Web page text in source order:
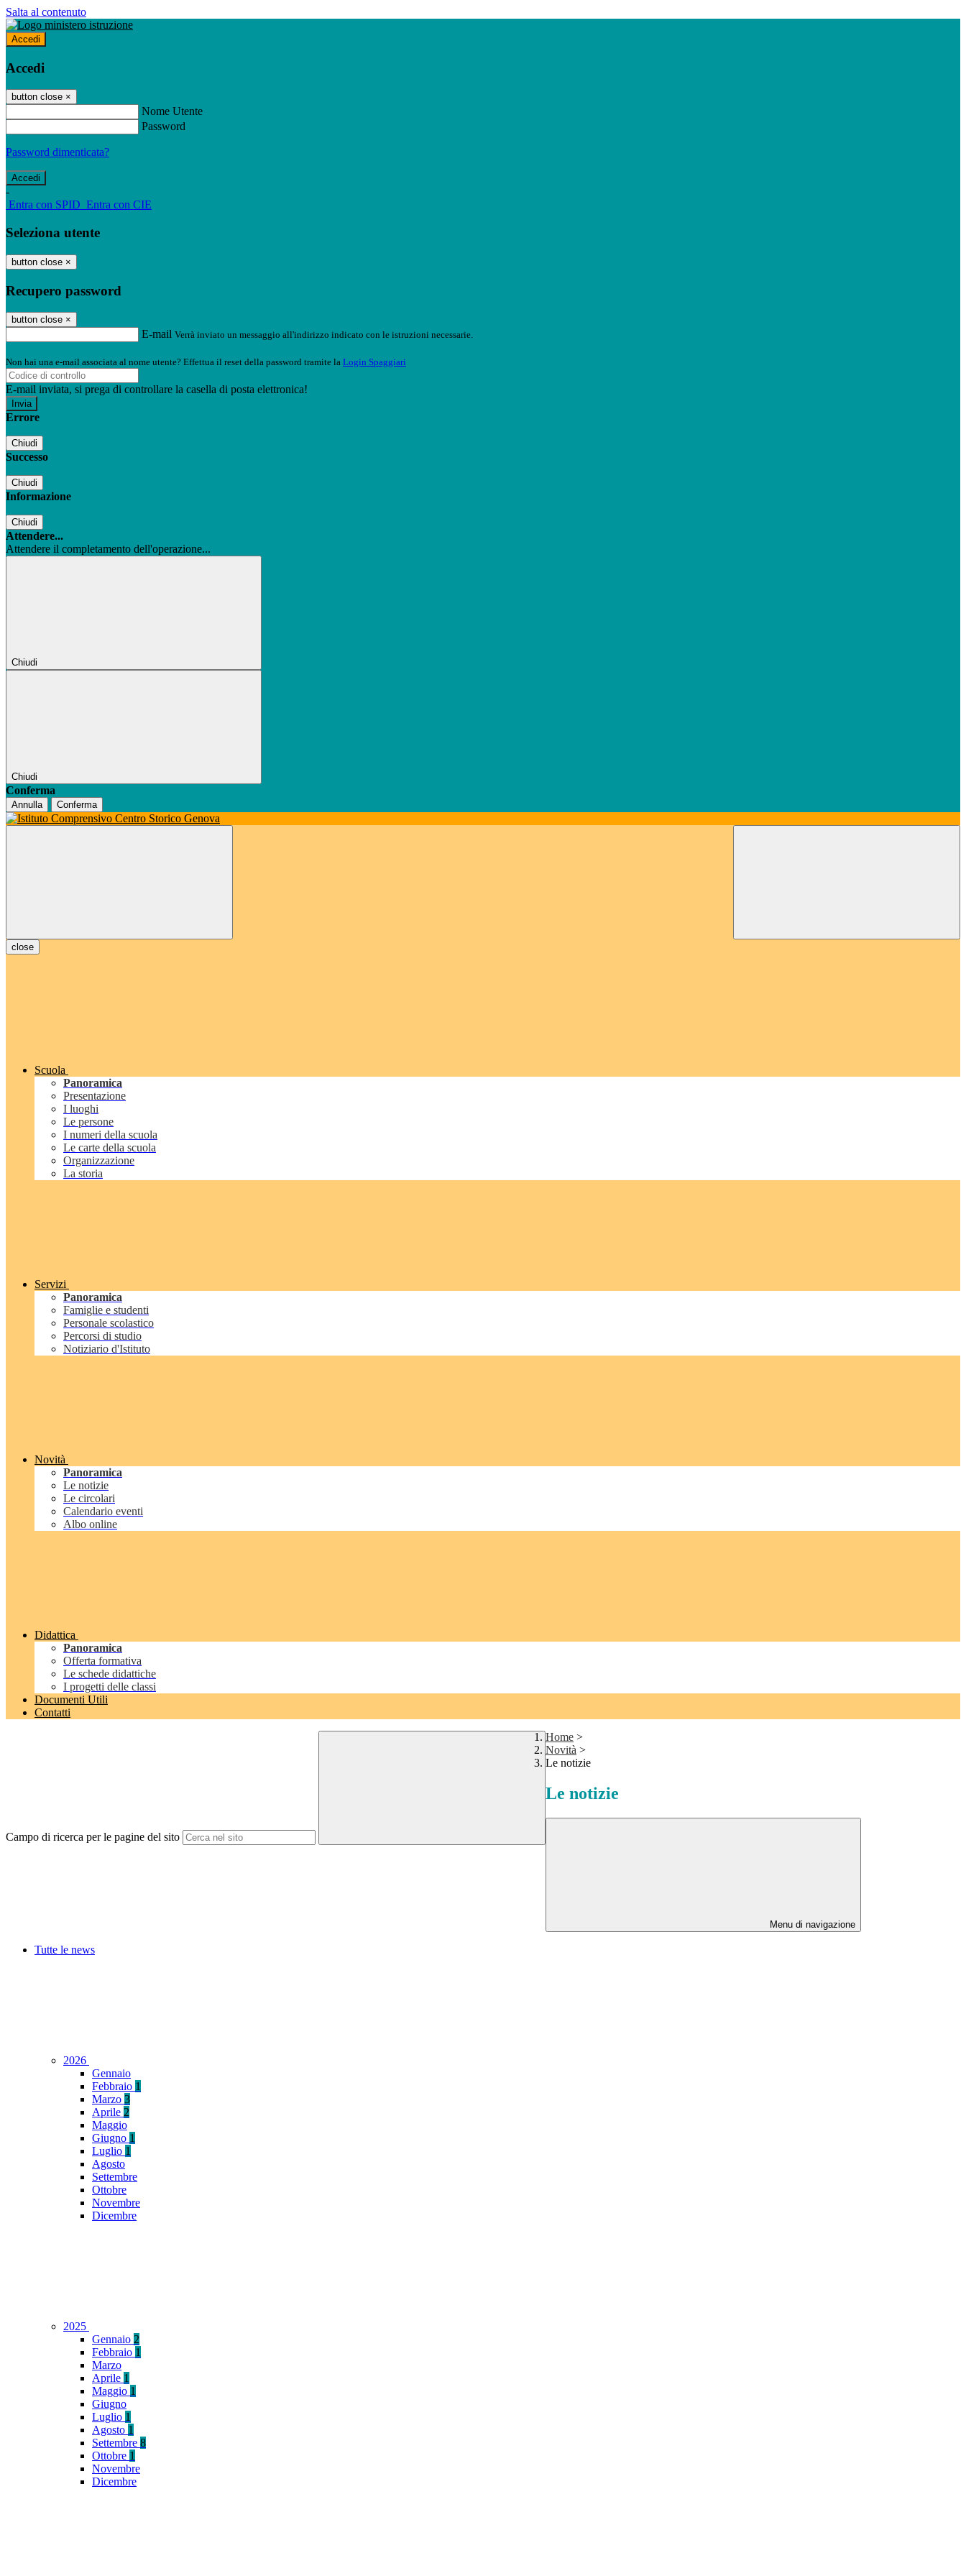
Salta al contenuto
Accedi
Accedi
button close ×
Nome Utente
Password
Password dimenticata?
-
Entra con SPID Entra con CIE
Seleziona utente
button close ×
Recupero password
button close ×
E-mail Verrà inviato un messaggio all'indirizzo indicato con le istruzioni necessarie.
Non hai una e-mail associata al nome utente? Effettua il reset della password tramite la Login Spaggiari
E-mail inviata, si prega di controllare la casella di posta elettronica!
Errore
Chiudi
Successo
Chiudi
Informazione
Chiudi
Attendere...
Attendere il completamento dell'operazione...
Chiudi
Chiudi
Conferma
Annulla Conferma
close
Scuola
Panoramica
Presentazione
I luoghi
Le persone
I numeri della scuola
Le carte della scuola
Organizzazione
La storia
Servizi
Panoramica
Famiglie e studenti
Personale scolastico
Percorsi di studio
Notiziario d'Istituto
Novità
Panoramica
Le notizie
Le circolari
Calendario eventi
Albo online
Didattica
Panoramica
Offerta formativa
Le schede didattiche
I progetti delle classi
Documenti Utili
Contatti
Campo di ricerca per le pagine del sito
Home >
Novità >
Le notizie
Le notizie
Menu di navigazione
Tutte le news
2026
Gennaio
Febbraio 1
Marzo 3
Aprile 2
Maggio
Giugno 1
Luglio 1
Agosto
Settembre
Ottobre
Novembre
Dicembre
2025
Gennaio 2
Febbraio 1
Marzo
Aprile 1
Maggio 1
Giugno
Luglio 1
Agosto 1
Settembre 8
Ottobre 1
Novembre
Dicembre